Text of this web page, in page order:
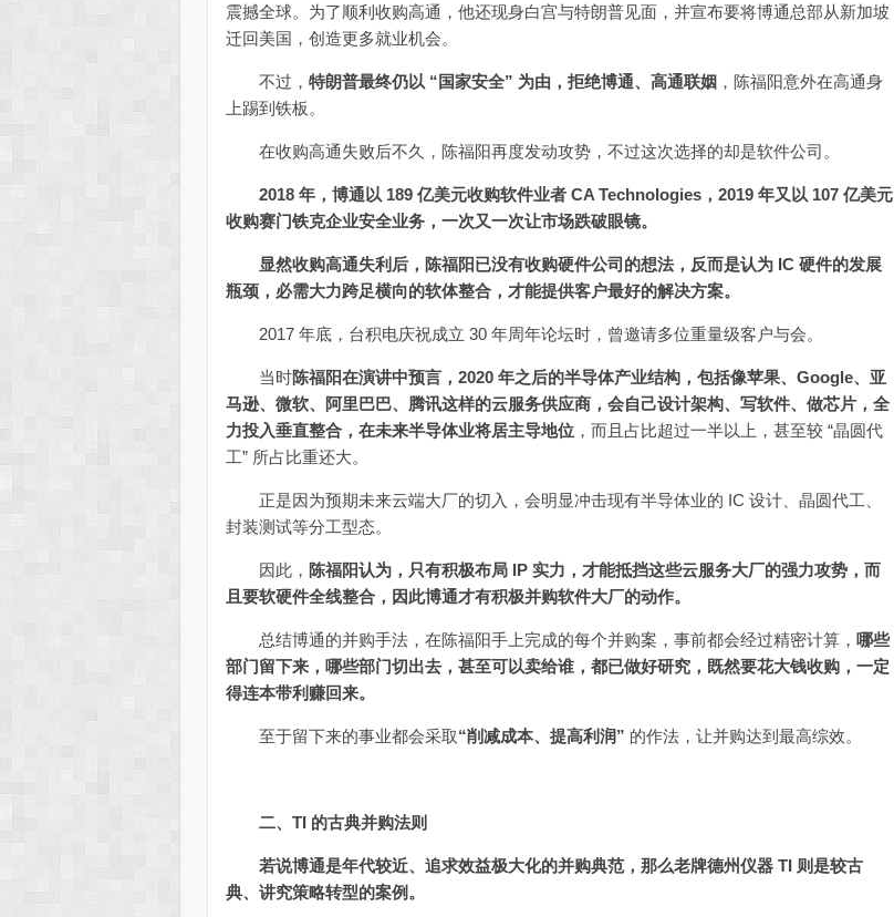
震撼全球。为了顺利收购高通，他还现身白宫与特朗普见面，并宣布要将博通总部从新加坡
迁回美国，创造更多就业机会。
不过，特朗普最终仍以 “国家安全” 为由，拒绝博通、高通联姻 ，陈福阳意外在高通身
上踢到铁板。
在收购高通失败后不久，陈福阳再度发动攻势，不过这次选择的却是软件公司。
2018 年，博通以 189 亿美元收购软件业者 CA Technologies，2019 年又以 107 亿美元
收购赛门铁克企业安全业务，一次又一次让市场跌破眼镜。
显然收购高通失利后，陈福阳已没有收购硬件公司的想法，反而是认为 IC 硬件的发展
瓶颈，必需大力跨足横向的软体整合，才能提供客户最好的解决方案。
2017 年底，台积电庆祝成立 30 年周年论坛时，曾邀请多位重量级客户与会。
当时陈福阳在演讲中预言，2020 年之后的半导体产业结构，包括像苹果、Google、亚
马逊、微软、阿里巴巴、腾讯这样的云服务供应商，会自己设计架构、写软件、做芯片，全
力投入垂直整合，在未来半导体业将居主导地位 ，而且占比超过一半以上，甚至较 “晶圆代
工” 所占比重还大。
正是因为预期未来云端大厂的切入，会明显冲击现有半导体业的 IC 设计、晶圆代工、
封装测试等分工型态。
因此， 陈福阳认为，只有积极布局 IP 实力，才能抵挡这些云服务大厂的强力攻势，而
且要软硬件全线整合，因此博通才有积极并购软件大厂的动作。
总结博通的并购手法，在陈福阳手上完成的每个并购案，事前都会经过精密计算， 哪些
部门留下来，哪些部门切出去，甚至可以卖给谁，都已做好研究，既然要花大钱收购，一定
得连本带利赚回来。
至于留下来的事业都会采取“削减成本、提高利润” 的作法，让并购达到最高综效。
二、TI 的古典并购法则
若说博通是年代较近、追求效益极大化的并购典范，那么老牌德州仪器 TI 则是较古
典、讲究策略转型的案例。